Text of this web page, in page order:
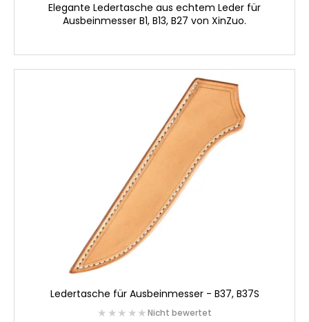
Elegante Ledertasche aus echtem Leder für
Ausbeinmesser B1, B13, B27 von XinZuo.
Ledertasche für Ausbeinmesser - B37, B37S
★★★★★
★★★★★Nicht bewertet